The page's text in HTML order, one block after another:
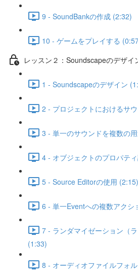
9 - SoundBankの作成 (2:32)
10 - ゲームをプレイする
レッスン２：Soundscapeのデザイ
1 - Soundscapeのデザイン
2 - プロジェクトにおけるサ
3 - 単一のサウンドを複数の
4 - オブジェクトのプロパテ
5 - Source Editorの使用 (2:15)
6 - 単一Eventへの複数アクシ
7 - ランダマイゼーション（
(1:33)
8 - オーディオファイルフォ